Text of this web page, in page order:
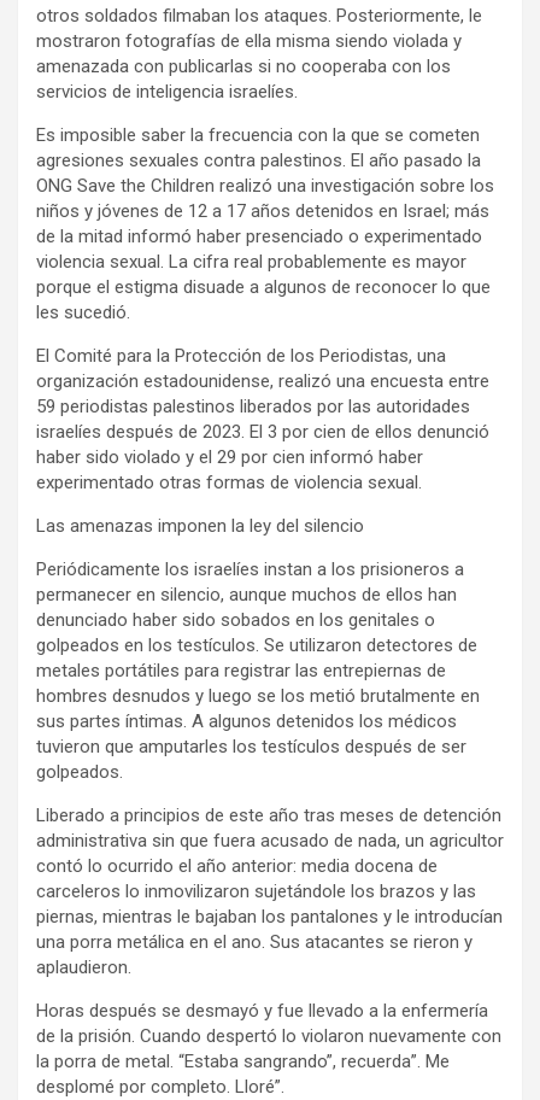
otros soldados filmaban los ataques. Posteriormente, le
mostraron fotografías de ella misma siendo violada y
amenazada con publicarlas si no cooperaba con los
servicios de inteligencia israelíes.
Es imposible saber la frecuencia con la que se cometen
agresiones sexuales contra palestinos. El año pasado la
ONG Save the Children realizó una investigación sobre los
niños y jóvenes de 12 a 17 años detenidos en Israel; más
de la mitad informó haber presenciado o experimentado
violencia sexual. La cifra real probablemente es mayor
porque el estigma disuade a algunos de reconocer lo que
les sucedió.
El Comité para la Protección de los Periodistas, una
organización estadounidense, realizó una encuesta entre
59 periodistas palestinos liberados por las autoridades
israelíes después de 2023. El 3 por cien de ellos denunció
haber sido violado y el 29 por cien informó haber
experimentado otras formas de violencia sexual.
Las amenazas imponen la ley del silencio
Periódicamente los israelíes instan a los prisioneros a
permanecer en silencio, aunque muchos de ellos han
denunciado haber sido sobados en los genitales o
golpeados en los testículos. Se utilizaron detectores de
metales portátiles para registrar las entrepiernas de
hombres desnudos y luego se los metió brutalmente en
sus partes íntimas. A algunos detenidos los médicos
tuvieron que amputarles los testículos después de ser
golpeados.
Liberado a principios de este año tras meses de detención
administrativa sin que fuera acusado de nada, un agricultor
contó lo ocurrido el año anterior: media docena de
carceleros lo inmovilizaron sujetándole los brazos y las
piernas, mientras le bajaban los pantalones y le introducían
una porra metálica en el ano. Sus atacantes se rieron y
aplaudieron.
Horas después se desmayó y fue llevado a la enfermería
de la prisión. Cuando despertó lo violaron nuevamente con
la porra de metal. “Estaba sangrando”, recuerda”. Me
desplomé por completo. Lloré”.